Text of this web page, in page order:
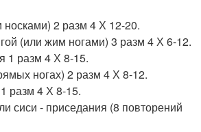
2 разм 4 Х 12-20.
(или жим ногами) 3 разм 4 Х 6-12.
1 разм 4 Х 8-15.
ногах) 2 разм 4 Х 8-12.
разм 4 Х 8-15.
сиси - приседания (8 повторений